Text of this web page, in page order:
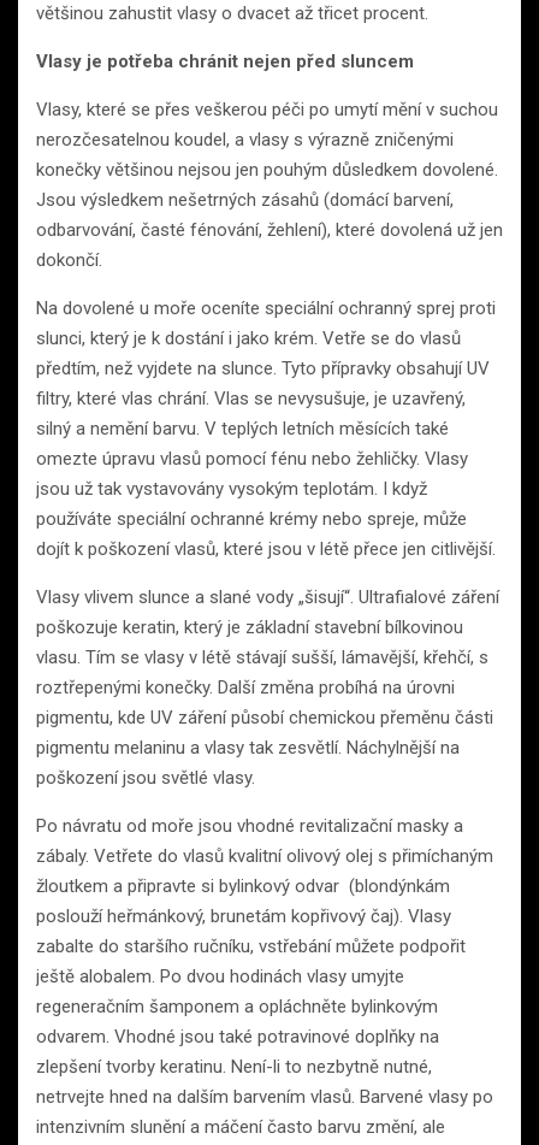
většinou zahustit vlasy o dvacet až třicet procent.
Vlasy je potřeba chránit nejen před sluncem
Vlasy, které se přes veškerou péči po umytí mění v suchou
nerozčesatelnou koudel, a vlasy s výrazně zničenými
konečky většinou nejsou jen pouhým důsledkem dovolené.
Jsou výsledkem nešetrných zásahů (domácí barvení,
odbarvování, časté fénování, žehlení), které dovolená už jen
dokončí.
Na dovolené u moře oceníte speciální ochranný sprej proti
slunci, který je k dostání i jako krém. Vetře se do vlasů
předtím, než vyjdete na slunce. Tyto přípravky obsahují UV
filtry, které vlas chrání. Vlas se nevysušuje, je uzavřený,
silný a nemění barvu. V teplých letních měsících také
omezte úpravu vlasů pomocí fénu nebo žehličky. Vlasy
jsou už tak vystavovány vysokým teplotám. I když
používáte speciální ochranné krémy nebo spreje, může
dojít k poškození vlasů, které jsou v létě přece jen citlivější.
Vlasy vlivem slunce a slané vody „šisují“. Ultrafialové záření
poškozuje keratin, který je základní stavební bílkovinou
vlasu. Tím se vlasy v létě stávají sušší, lámavější, křehčí, s
roztřepenými konečky. Další změna probíhá na úrovni
pigmentu, kde UV záření působí chemickou přeměnu části
pigmentu melaninu a vlasy tak zesvětlí. Náchylnější na
poškození jsou světlé vlasy.
Po návratu od moře jsou vhodné revitalizační masky a
zábaly. Vetřete do vlasů kvalitní olivový olej s přimíchaným
žloutkem a připravte si bylinkový odvar (blondýnkám
poslouží heřmánkový, brunetám kopřivový čaj). Vlasy
zabalte do staršího ručníku, vstřebání můžete podpořit
ještě alobalem. Po dvou hodinách vlasy umyjte
regeneračním šamponem a opláchněte bylinkovým
odvarem. Vhodné jsou také potravinové doplňky na
zlepšení tvorby keratinu. Není-li to nezbytně nutné,
netrvejte hned na dalším barvením vlasů. Barvené vlasy po
intenzivním slunění a máčení často barvu změní, ale